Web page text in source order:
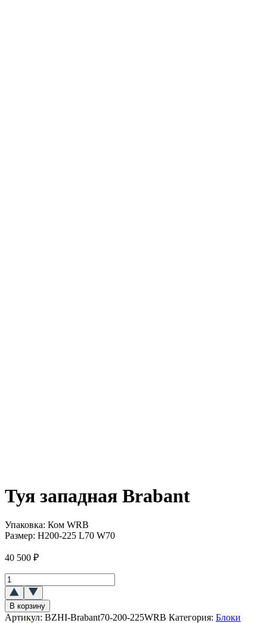
Туя западная Brabant
Упаковка: Ком WRB
Размер: Н200-225 L70 W70
40 500 ₽
Количество
товара
Туя
западная
(Brabant)
В корзину
Артикул: BZHI-Brabant70-200-225WRB Категория: Блоки